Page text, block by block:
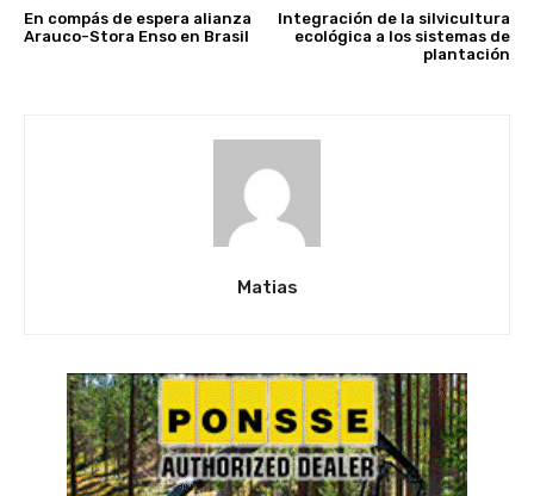
En compás de espera alianza
Arauco-Stora Enso en Brasil
Integración de la silvicultura
ecológica a los sistemas de
plantación
Matias